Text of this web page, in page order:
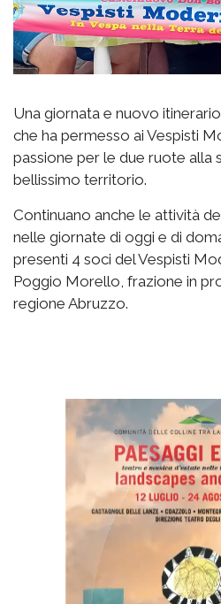
Una giornata e nuovo
che ha permesso ai Vespisti
passione per le due ruote alla
bellissimo territorio.
Continuano anche le attività
nelle giornate di oggi e di
presenti 4 soci del Vespisti
Poggio Morello, frazione in
regione Abruzzo.